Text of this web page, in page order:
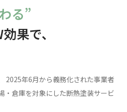
遮熱×
装サービス
る”
果で、
2025年6月から義務化された事業者
・倉庫を対象にした断熱塗装サービ